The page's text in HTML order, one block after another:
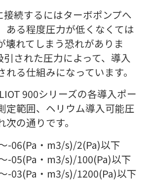
接続するにはターボポンプへ
ある程度圧力が低くなくては
壊れてしまう恐れがありま
引された圧力によって、導入
る仕組みになっています。
900シリーズの各導入ポー
定範囲、ヘリウム導入可能圧
の通りです。
-06(Pa・m3/s)/2(Pa)以下
-05(Pa・m3/s)/100(Pa)以下
-03(Pa・m3/s)/1200(Pa)以下